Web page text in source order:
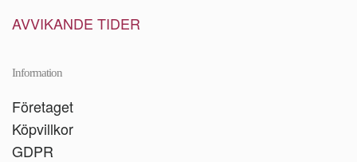
AVVIKANDE TIDER
Information
Företaget
Köpvillkor
GDPR